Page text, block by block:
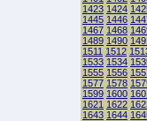
1423 1424
1445 1446
1467 1468
1489 1490
1511 1512
1533 1534
1555 1556
1577 1578
1599 1600
1621 1622
1643 1644